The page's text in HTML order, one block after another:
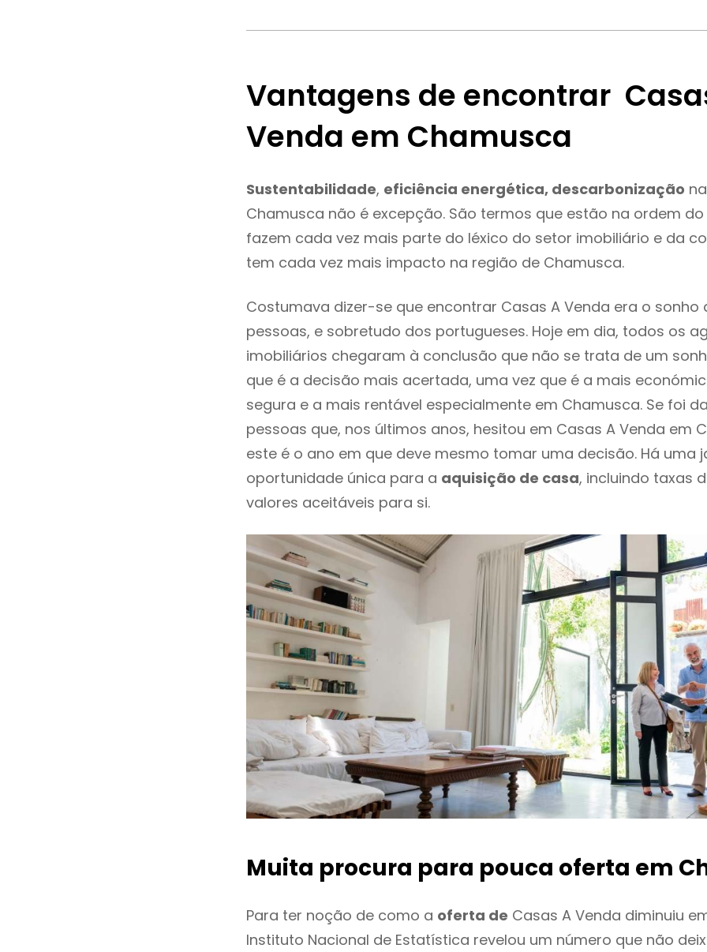
Vantagens de encontrar
Venda em Chamusca
Sustentabilidade, eficiência energética, descarbonização
Chamusca não é excepção. São termos que estão na ordem
fazem cada vez mais parte do léxico do setor imobiliário e da
tem cada vez mais impacto na região de Chamusca.
Costumava dizer-se que encontrar Casas A Venda era o sonho
pessoas, e sobretudo dos portugueses. Hoje em dia, todos os
imobiliários chegaram à conclusão que não se trata de um
que é a decisão mais acertada, uma vez que é a mais
segura e a mais rentável especialmente em Chamusca. Se foi
pessoas que, nos últimos anos, hesitou em Casas A Venda em
este é o ano em que deve mesmo tomar uma decisão. Há uma
oportunidade única para a aquisição de casa, incluindo taxas
valores aceitáveis para si.
Muita procura para pouca oferta em
Para ter noção de como a oferta de Casas A Venda diminuiu
Instituto Nacional de Estatística revelou um número que não